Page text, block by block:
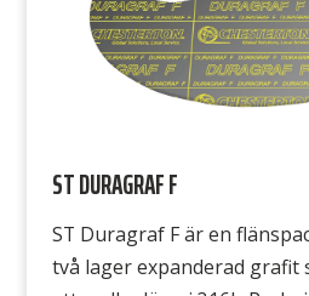
ST DURAGRAF F
ST Duragraf F är en
två lager expanderad grafit